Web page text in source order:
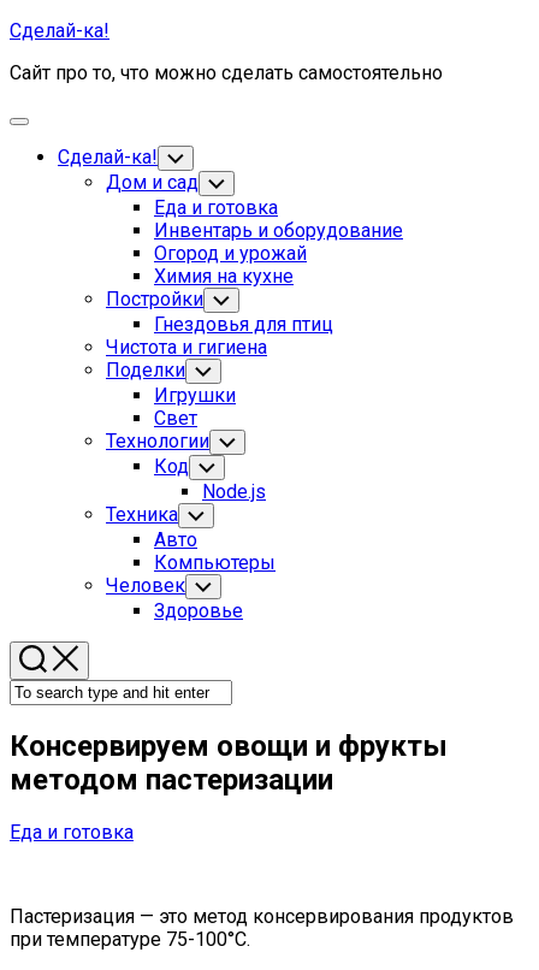
Skip
content
Сделай-ка!
Сайт про то, что можно сделать самостоятельно
Expand
Сделай-ка! Toggle
Child
Menu
Дом и сад Toggle
Child
Menu
Current
Page
Parent
Еда и готовка
Инвентарь и оборудование
Огород и урожай
Химия на кухне
Постройки Toggle
Child
Menu
Гнездовья для птиц
Чистота и гигиена
Поделки Toggle
Child
Menu
Игрушки
Свет
Технологии Toggle
Child
Menu
Код Toggle
Child
Menu
Node.js
Техника Toggle
Child
Menu
Авто
Компьютеры
Человек Toggle
Child
Menu
Здоровье
Консервируем овощи и фрукты
методом пастеризации
Еда и готовка
Пастеризация — это метод консервирования продуктов
при температуре 75-100°C.